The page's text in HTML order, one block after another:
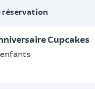
réservation
Cupcakes
enfants